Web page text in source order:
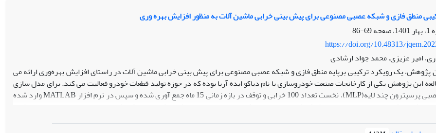
آورد که گامی محوری در جهت کاهش زمان و هزینه، ارتقا اثربخشی و تحقق اهداف استراتژیک در بخش تعاون محسوب می‌شود.
منطق فازی و شبکه عصبی مصنوعی برای پیش بینی خرابی ماشین آلات به منظور افزایش بهره وری
69-86
https://doi.org/10.48313/
امیر عزیزی، محمد جواد ارشادی
پژوهش، یک رویکرد ترکیبی برپایه منطق فازی و شبکه عصبی مصنوعی برای پیش بینی خرابی ماشین آلات در راستای افزایش بهره‌وری ارائه می
این پژوهش یکی از کارخانجات صنعت خودروسازی با نام دیاکو ایده آریا بوده که در حوزه تولید قطعات خودرو فعالیت می کند. برای مدل سازی
شبکه فازی-عصبی پرسپترون چند لایه(MLP)، نخست تعداد 100 خرابی و توقف در بازه زمانی 15 ماه جمع آوری شده و سپس در نرم افزار MATLAB وارد شده
آمده نشان می دهد پیاده سازی شبکه فازی-عصبی و پیش بینی زمان خرابی ماشین آلات سبب کاهش مدت زمان و هزینه تعمیرات شده
توسعه داده شده 94 درصد برآورد شده است.